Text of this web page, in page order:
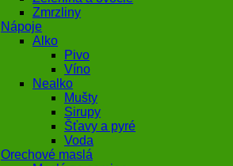
Zmrzliny
Nápoje
Alko
Pivo
Víno
Nealko
Mušty
Sirupy
Šťavy a pyré
Voda
Orechové maslá